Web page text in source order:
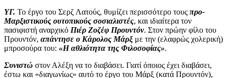
ΥΓ. Το έργο του Σερζ Λατούς, θυμίζει περισσότερο τους προ-
Μαρξιστικούς ουτοπικούς σοσιαλιστές, και ιδιαίτερα τον
πασιφιστή αναρχικό Πιέρ Ζοζέφ Προυντόν. Στον πρώην φίλο του
Προυντόν, απάντησε ο Κάρολος Μάρξ με την (ελαφρώς χολερική)
μπροσούρα του: «Η αθλιότητα της Φιλοσοφίας».
Συνιστώ στον Αλέξη να το διαβάσει. Γιατί όποιος έχει διαβάσει,
έστω και «διαγωνίως» αυτό το έργο του Μάρξ (κατά Προυντόν),